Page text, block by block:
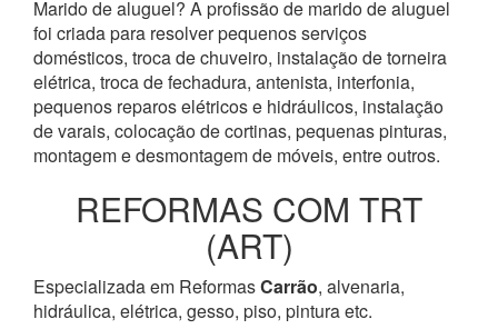
Marido de aluguel? A profissão de marido de aluguel
foi criada para resolver pequenos serviços
domésticos, troca de chuveiro, instalação de torneira
elétrica, troca de fechadura, antenista, interfonia,
pequenos reparos elétricos e hidráulicos, instalação
de varais, colocação de cortinas, pequenas pinturas,
montagem e desmontagem de móveis, entre outros.
REFORMAS COM TRT
(ART)
Especializada em ReformasCarrão, alvenaria,
hidráulica, elétrica, gesso, piso, pintura etc.